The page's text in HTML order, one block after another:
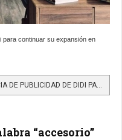
para continuar su expansión en
“accesorio”